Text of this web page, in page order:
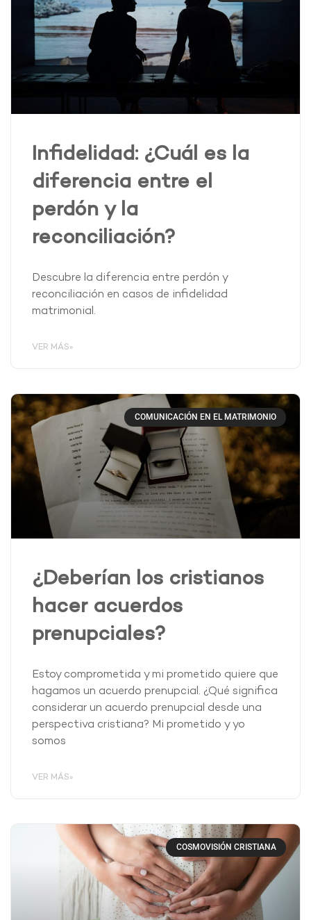
Infidelidad: ¿Cuál es la
diferencia entre el
perdón y la
reconciliación?
Descubre la diferencia entre perdón y
reconciliación en casos de infidelidad
matrimonial.
VER MÁS»
COMUNICACIÓN EN EL MATRIMONIO
¿Deberían los cristianos
hacer acuerdos
prenupciales?
Estoy comprometida y mi prometido quiere que
hagamos un acuerdo prenupcial. ¿Qué significa
considerar un acuerdo prenupcial desde una
perspectiva cristiana? Mi prometido y yo
somos
VER MÁS»
COSMOVISIÓN CRISTIANA